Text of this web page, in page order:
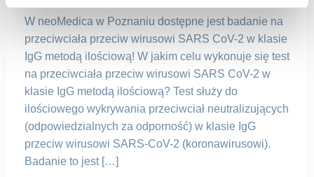
W neoMedica w Poznaniu dostępne jest badanie na
przeciwciała przeciw wirusowi SARS CoV-2 w klasie
IgG metodą ilościową! W jakim celu wykonuje się test
na przeciwciała przeciw wirusowi SARS CoV-2 w
klasie IgG metodą ilościową? Test służy do
ilościowego wykrywania przeciwciał neutralizujących
(odpowiedzialnych za odporność) w klasie IgG
przeciw wirusowi SARS-CoV-2 (koronawirusowi).
Badanie to jest […]